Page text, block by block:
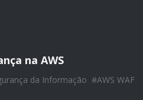
na AWS
da Informação #AWS WAF